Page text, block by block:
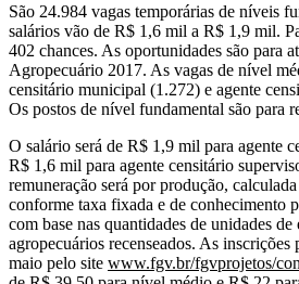
São 24.984 vagas temporárias de níveis
salários vão de R$ 1,6 mil a R$ 1,9 mil.
402 chances. As oportunidades são para
Agropecuário 2017. As vagas de nível
censitário municipal (1.272) e agente
Os postos de nível fundamental são para
O salário será de R$ 1,9 mil para agente
R$ 1,6 mil para agente censitário
remuneração será por produção,
conforme taxa fixada e de conhecimento
com base nas quantidades de unidades de
agropecuários recenseados. As inscrições
maio pelo site www.fgv.br/fgvprojetos/